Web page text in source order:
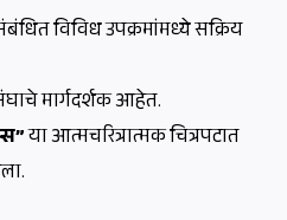
विविध उपक्रमांमध्ये सक्रिय
मार्गदर्शक आहेत.
या आत्मचरित्रात्मक चित्रपटात